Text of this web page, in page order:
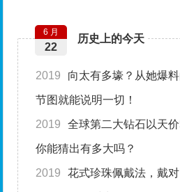
历史上的今天
6 月
22
2019 向太有多壕？从她爆
节图就能说明一切！
2019 全球第二大钻石以天
你能猜出有多大吗？
2019 花式珍珠佩戴法，戴